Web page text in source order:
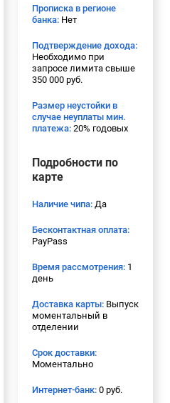
Прописка в регионе
банка: Нет
Подтверждение дохода:
Необходимо при
запросе лимита свыше
350 000 руб.
Размер неустойки в
случае неуплаты мин.
платежа: 20% годовых
Подробности по
карте
Наличие чипа: Да
Бесконтактная оплата:
PayPass
Время рассмотрения: 1
день
Доставка карты: Выпуск
моментальный в
отделении
Срок доставки:
Моментально
Интернет-банк: 0 руб.